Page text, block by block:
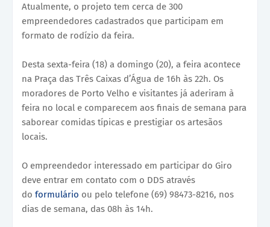
Atualmente, o projeto tem cerca de 300
empreendedores cadastrados que participam em
formato de rodízio da feira.
Desta sexta-feira (18) a domingo (20), a feira acontece
na Praça das Três Caixas d’Água de 16h às 22h. Os
moradores de Porto Velho e visitantes já aderiram à
feira no local e comparecem aos finais de semana para
saborear comidas típicas e prestigiar os artesãos
locais.
O empreendedor interessado em participar do Giro
deve entrar em contato com o DDS através
do formulário ou pelo telefone (69) 98473-8216, nos
dias de semana, das 08h às 14h.